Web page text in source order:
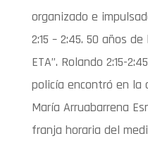
organizado e
2:15 – 2:45. 50 años
ETA”. Rolando 2:15-
policía encontró en la
María Arruabarrena
franja horaria del